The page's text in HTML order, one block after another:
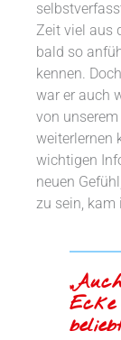
Zeit viel aus
bald so
kennen.
war er auch
von
weiterlernen
wichtigen
neuen
zu sein, kam